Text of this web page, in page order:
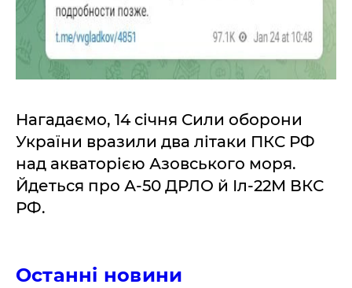
Нагадаємо, 14 січня Сили оборони
України вразили два літаки ПКС РФ
над акваторією Азовського моря.
Йдеться про А-50 ДРЛО й Іл-22М ВКС
РФ.
Останні новини